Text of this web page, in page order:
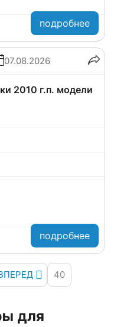
подробнее
07.08.2026
2010 г.п. модели
подробнее
40
для